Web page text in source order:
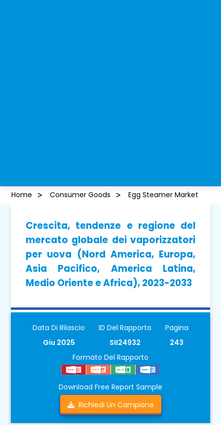
Home Consumer Goods Egg Steamer Market
Crescita, tendenze e regione del
mercato globale dei vaporizzatori
per uova (Nord America, Europa,
Asia Pacifico, America Latina,
Medio Oriente e Africa), 2023-2033
Data Di Rilascio
Giu 2025
ID Del Rapporto
SII24932
Pagina
243
Formato Del Rapporto
Download Free Report Sample
Richiedi Un Campione